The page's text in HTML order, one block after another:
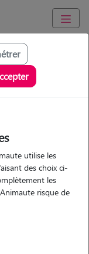
à
utilise les
des choix ci-
les
risque de